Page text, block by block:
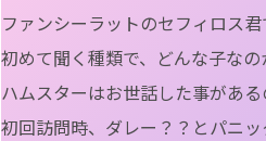
ファンシーラットのセフィロス君
初めて聞く種類で、どんな子なの
ハムスターはお世話した事があ
初回訪問時、ダレー？？とパニ